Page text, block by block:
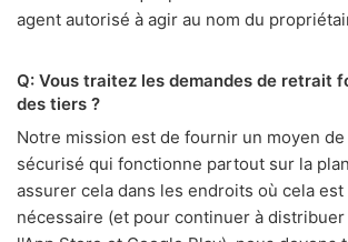
agent autorisé à agir au nom du
Q: Vous traitez les demandes de retrait
des tiers ?
Notre mission est de fournir un moyen
sécurisé qui fonctionne partout sur la
assurer cela dans les endroits où cela est
nécessaire (et pour continuer à distribuer